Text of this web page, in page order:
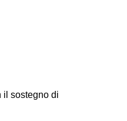
il sostegno di